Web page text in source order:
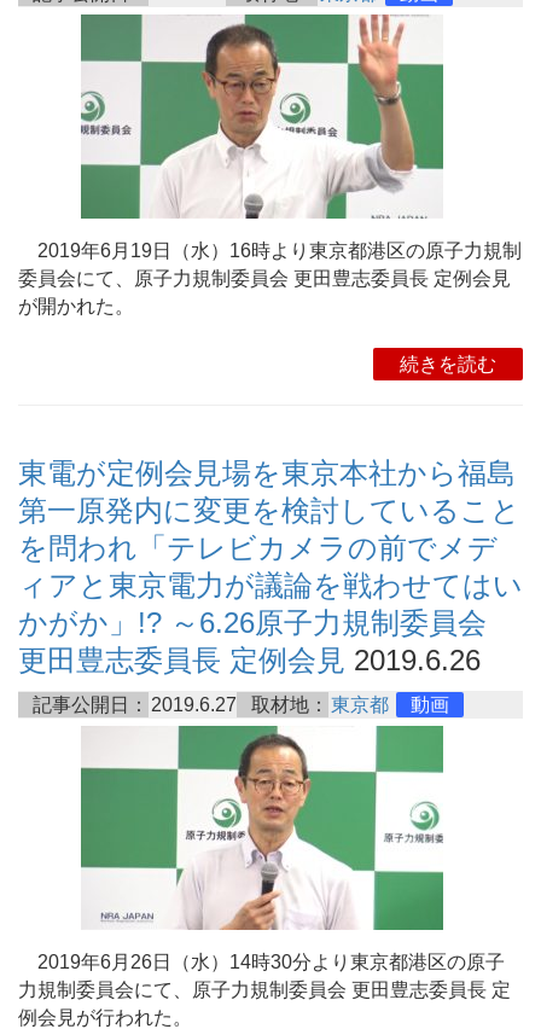
2019年6月19日（水）16時より東京都港区の原子力規制
委員会にて、原子力規制委員会 更田豊志委員長 定例会見
が開かれた。
続きを読む
東電が定例会見場を東京本社から福島
第一原発内に変更を検討していること
を問われ「テレビカメラの前でメデ
ィアと東京電力が議論を戦わせてはい
かがか」!? ～6.26原子力規制委員会
更田豊志委員長 定例会見 2019.6.26
記事公開日： 2019.6.27 取材地： 東京都 動画
2019年6月26日（水）14時30分より東京都港区の原子
力規制委員会にて、原子力規制委員会 更田豊志委員長 定
例会見が行われた。